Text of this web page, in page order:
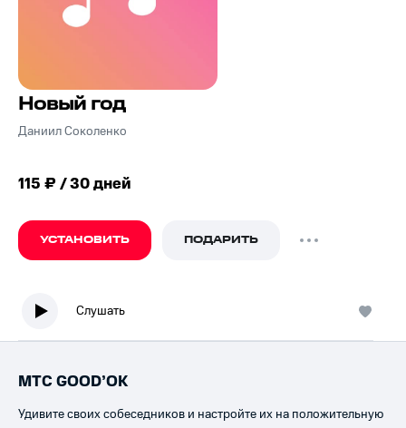
Новый год
Даниил Соколенко
115 ₽ / 30 дней
УСТАНОВИТЬ ПОДАРИТЬ
Слушать
МТС GOOD’OK
Удивите своих собеседников и настройте их на положительную